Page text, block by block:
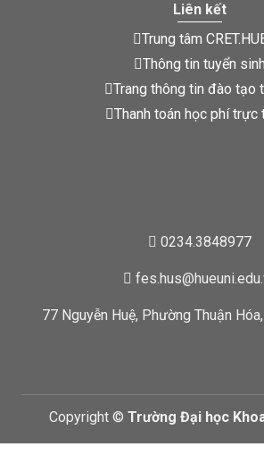
Liên kết
Trung tâm
Thông tin tuyển sinh
Trang thông tin đào tạo
Thanh toán học phí trực
0234.3848977
77 Nguyễn Huệ, Phường Thuận
Copyright © Trường Đại học